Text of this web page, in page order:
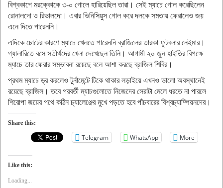
বিশ্বকাপে মরক্কোকে ৩-০ গোলে হারিয়েছিল তারা। সেই ম্যাচে গোল করেছিলেন
রোনালদো ও রিভালদো। এবার ভিনিসিয়ুস গোল করে দলকে সমতায় ফেরালেও জয়
এনে দিতে পারেননি।
এদিকে চোটের কারণে ম্যাচে খেলতে পারেননি ব্রাজিলের তারকা ফুটবলার নেইমার।
গ্যালারিতে বসে সতীর্থদের খেলা দেখেছেন তিনি। আগামী ২০ জুন হাইতির বিপক্ষে
ম্যাচে তার ফেরার সম্ভাবনা রয়েছে বলে আশা করছে ব্রাজিল শিবির।
প্রথম ম্যাচে ড্র করলেও টুর্নামেন্টে টিকে থাকার লড়াইয়ে এখনও ভালো অবস্থানেই
রয়েছে ব্রাজিল। তবে পরবর্তী ম্যাচগুলোতে নিজেদের সেরাটা মেলে ধরতে না পারলে
শিরোপা জয়ের পথে কঠিন চ্যালেঞ্জের মুখে পড়তে হবে পাঁচবারের বিশ্বচ্যাম্পিয়নদের।
Share this:
Telegram WhatsApp More
Like this:
Loading...